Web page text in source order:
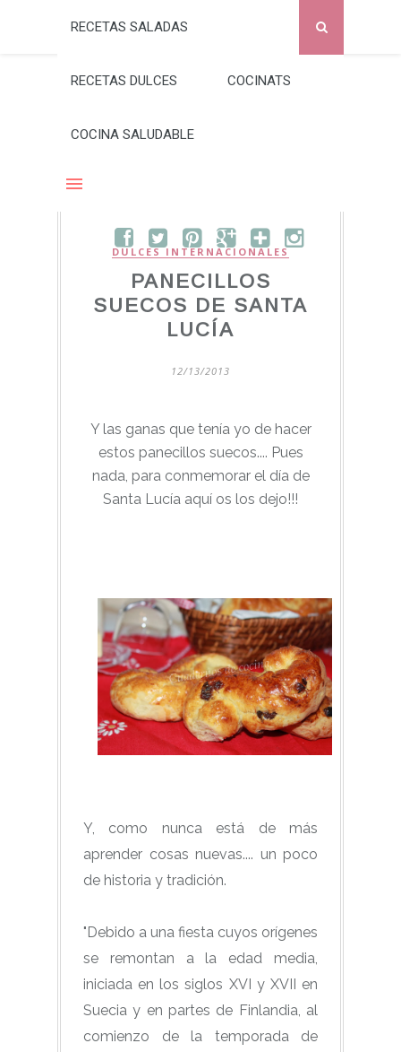
RECETAS SALADAS
RECETAS DULCES COCINATS
COCINA SALUDABLE
DULCES INTERNACIONALES
PANECILLOS
SUECOS DE SANTA
LUCÍA
12/13/2013
Y las ganas que tenía yo de hacer
estos panecillos suecos.... Pues
nada, para conmemorar el día de
Santa Lucía aquí os los dejo!!!
Y, como nunca está de más
aprender cosas nuevas.... un poco
de historia y tradición.
"Debido a una fiesta cuyos orígenes
se remontan a la edad media,
iniciada en los siglos XVI y XVII en
Suecia y en partes de Finlandia, al
comienzo de la temporada de